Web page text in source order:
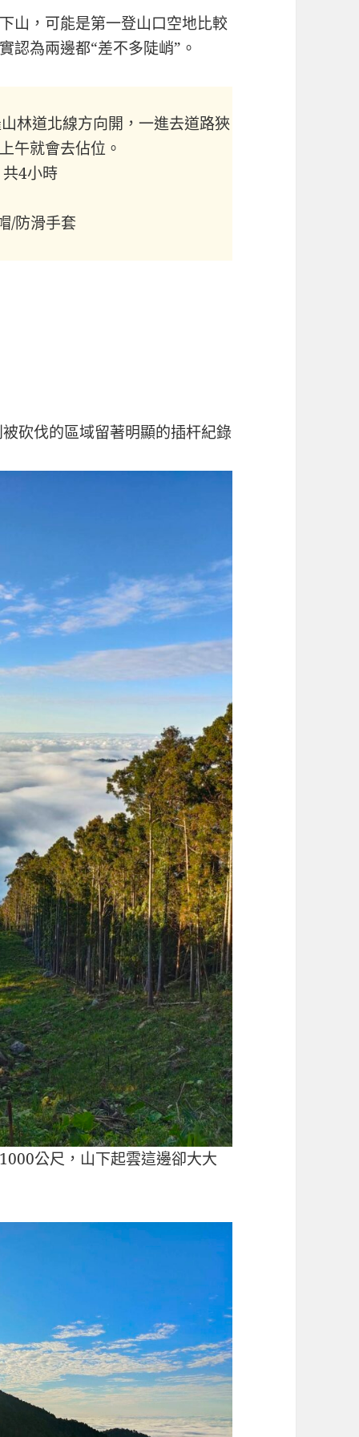
山，可能是第一登山口空地比較
認為兩邊都“差不多陡峭”。
林道北線方向開，一進去道路狹
午就會去佔位。
4小時
/防滑手套
砍伐的區域留著明顯的插杆紀錄
公尺，山下起雲這邊卻大大